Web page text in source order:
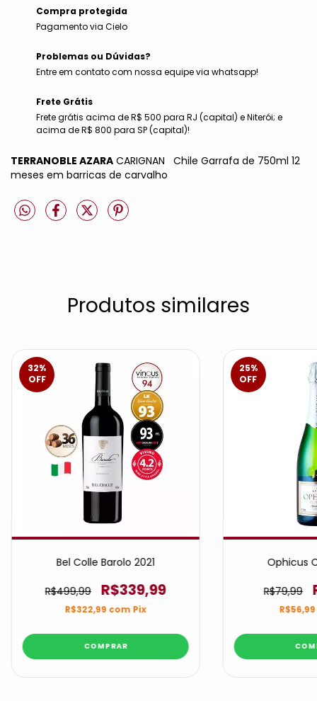
Compra protegida
Pagamento via Cielo
Problemas ou Dúvidas?
Entre em contato com nossa equipe via whatsapp!
Frete Grátis
Frete grátis acima de R$ 500 para RJ (capital) e Niterói; e
acima de R$ 800 para SP (capital)!
TERRANOBLE AZARA CARIGNAN Chile Garrafa de 750ml 12
meses em barricas de carvalho
Produtos similares
32%
OFF
Bel Colle Barolo 2021
R$499,99 R$339,99
R$322,99 com Pix
25%
OFF
Ophicus
R$79,99
R$56,99